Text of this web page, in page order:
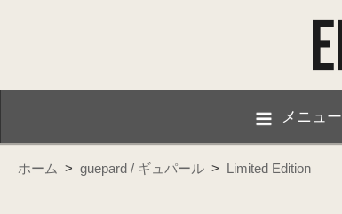
メニュー
ホーム > guepard / ギュパール > Limited Edition